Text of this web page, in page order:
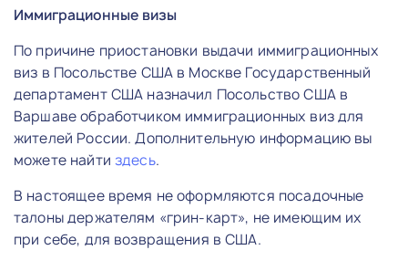
Иммиграционные визы
По причине приостановки выдачи иммиграционных
виз в Посольстве США в Москве Государственный
департамент США назначил Посольство США в
Варшаве обработчиком иммиграционных виз для
жителей России. Дополнительную информацию вы
можете найти здесь.
В настоящее время не оформляются посадочные
талоны держателям «грин-карт», не имеющим их
при себе, для возвращения в США.